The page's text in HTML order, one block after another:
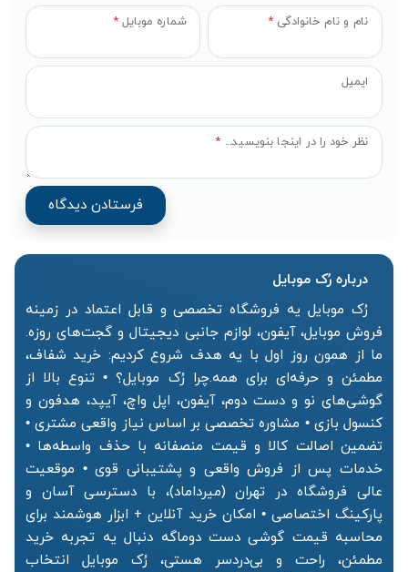
نظر خود را در اینجا بنویسید... *
نام و نام خانوادگی * شماره موبایل *
ایمیل
درباره رُک‌ موبایل
رُک موبایل یه فروشگاه تخصصی و قابل اعتماد در زمینه
فروش موبایل، آیفون، لوازم جانبی دیجیتال و گجت‌های روزه.
ما از همون روز اول با یه هدف شروع کردیم: خرید شفاف،
مطمئن و حرفه‌ای برای همه.چرا رُک موبایل؟ • تنوع بالا از
گوشی‌های نو و دست دوم، آیفون، اپل واچ، آیپد، هدفون و
کنسول بازی • مشاوره تخصصی بر اساس نیاز واقعی مشتری •
تضمین اصالت کالا و قیمت منصفانه با حذف واسطه‌ها •
خدمات پس از فروش واقعی و پشتیبانی قوی • موقعیت
عالی فروشگاه در تهران (میرداماد)، با دسترسی آسان و
پارکینگ اختصاصی • امکان خرید آنلاین + ابزار هوشمند برای
محاسبه قیمت گوشی دست دوماگه دنبال یه تجربه خرید
مطمئن، راحت و بی‌دردسر هستی، رُک موبایل انتخاب